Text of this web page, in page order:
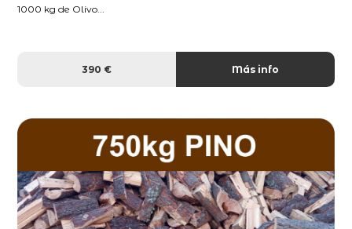
1000 kg de Olivo...
390 € Más info